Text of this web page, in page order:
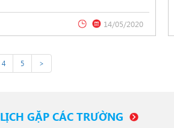
14/05/2020
4 5 >
LỊCH GẶP CÁC TRƯỜNG